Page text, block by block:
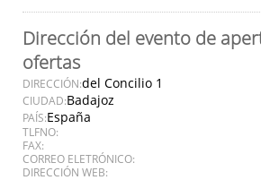
Dirección del evento de
ofertas
DIRECCIÓN:del Concilio 1
CIUDAD:Badajoz
PAÍS:España
TLFNO:
FAX:
CORREO ELETRÓNICO:
DIRECCIÓN WEB: